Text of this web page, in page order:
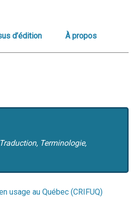
d’édition À propos
Terminologie,
usage au Québec (CRIFUQ)